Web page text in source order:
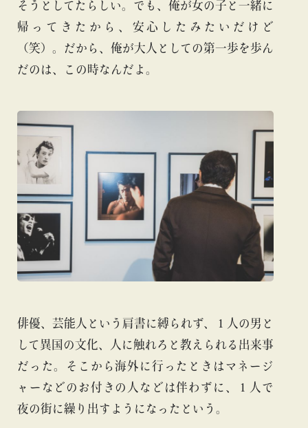
そうとしてたらしい。でも、俺が女の子と一緒に
帰ってきたから、安心したみたいだけど
（笑）。だから、俺が大人としての第一歩を歩ん
だのは、この時なんだよ。
俳優、芸能人という肩書に縛られず、１人の男と
して異国の文化、人に触れろと教えられる出来事
だった。そこから海外に行ったときはマネージ
ャーなどのお付きの人などは伴わずに、１人で
夜の街に繰り出すようになったという。